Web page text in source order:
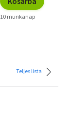
10 munkanap
Teljes lista